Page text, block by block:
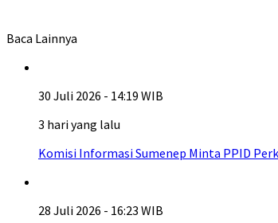
Baca Lainnya
30 Juli 2026 - 14:19 WIB
3 hari yang lalu
Komisi Informasi Sumenep Minta PPID
28 Juli 2026 - 16:23 WIB